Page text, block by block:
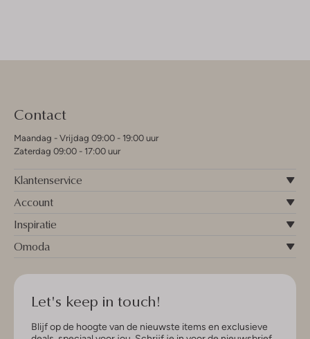
Contact
Maandag - Vrijdag 09:00 - 19:00 uur
Zaterdag 09:00 - 17:00 uur
Klantenservice
Account
Inspiratie
Omoda
Let's keep in touch!
Blijf op de hoogte van de nieuwste items en exclusieve